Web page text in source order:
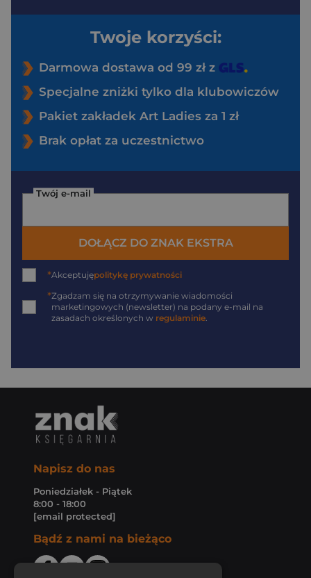
Twoje korzyści:
Darmowa dostawa od 99 zł z
Specjalne zniżki tylko dla klubowiczów
Pakiet zakładek Art Ladies za 1 zł
Brak opłat za uczestnictwo
Twój e-mail
DOŁĄCZ DO ZNAK EKSTRA
*Akceptujępolitykę prywatności
*Zgadzam się na otrzymywanie wiadomości
marketingowych (newsletter) na podany e-mail na
zasadach określonych w regulaminie.
Napisz do nas
Poniedziałek - Piątek
8:00 - 18:00
[email protected]
Bądź z nami na bieżąco